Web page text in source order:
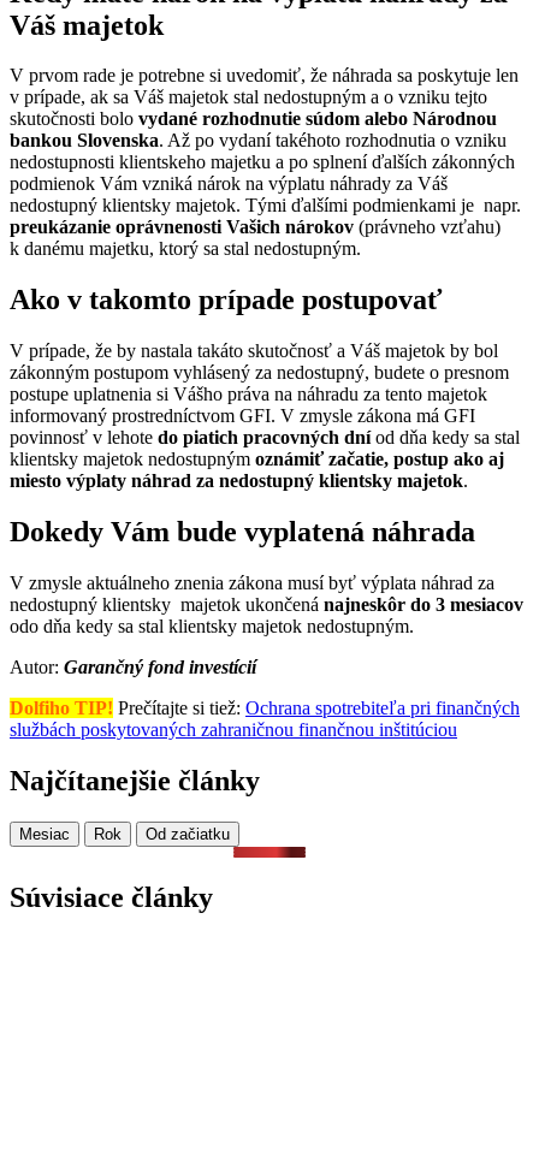
Váš majetok
V prvom rade je potrebne si uvedomiť, že náhrada sa poskytuje len
v prípade, ak sa Váš majetok stal nedostupným a o vzniku tejto
skutočnosti bolo vydané rozhodnutie súdom alebo Národnou
bankou Slovenska. Až po vydaní takéhoto rozhodnutia o vzniku
nedostupnosti klientskeho majetku a po splnení ďalších zákonných
podmienok Vám vzniká nárok na výplatu náhrady za Váš
nedostupný klientsky majetok. Tými ďalšími podmienkami je napr.
preukázanie oprávnenosti Vašich nárokov (právneho vzťahu)
k danému majetku, ktorý sa stal nedostupným.
Ako v takomto prípade postupovať
V prípade, že by nastala takáto skutočnosť a Váš majetok by bol
zákonným postupom vyhlásený za nedostupný, budete o presnom
postupe uplatnenia si Vášho práva na náhradu za tento majetok
informovaný prostredníctvom GFI. V zmysle zákona má GFI
povinnosť v lehote do piatich pracovných dníod dňa kedy sa stal
klientsky majetok nedostupným oznámiť začatie, postup ako aj
miesto výplaty náhrad za nedostupný klientsky majetok.
Dokedy Vám bude vyplatená náhrada
V zmysle aktuálneho znenia zákona musí byť výplata náhrad za
nedostupný klientsky majetok ukončená najneskôr do 3 mesiacov
odo dňa kedy sa stal klientsky majetok nedostupným.
Autor: Garančný fond investícií
Dolfiho TIP! Prečítajte si tiež: Ochrana spotrebiteľa pri finančných
službách poskytovaných zahraničnou finančnou inštitúciou
Najčítanejšie články
Mesiac Rok Od začiatku
Súvisiace články